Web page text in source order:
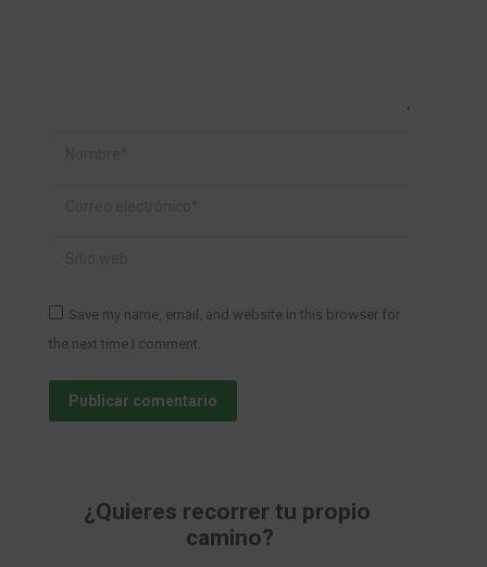
Save my name, email, and website in this browser for
the next time I comment.
Publicar comentario
¿Quieres recorrer tu propio
camino?